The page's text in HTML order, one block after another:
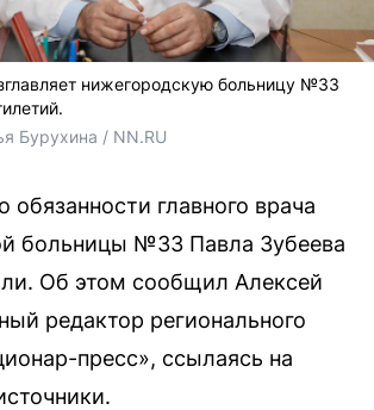
нижегородскую больницу №33
Бурухина / NN.RU
главного врача
больницы №33 Павла Зубеева
Об этом сообщил Алексей
редактор регионального
пресс», ссылаясь на